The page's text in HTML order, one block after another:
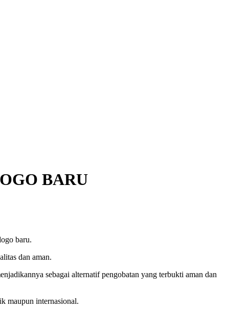
BARU
baru.
dan aman.
sebagai alternatif pengobatan yang terbukti aman dan
maupun internasional.